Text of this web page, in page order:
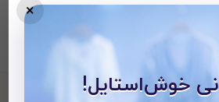
×
خوش‌استایل!